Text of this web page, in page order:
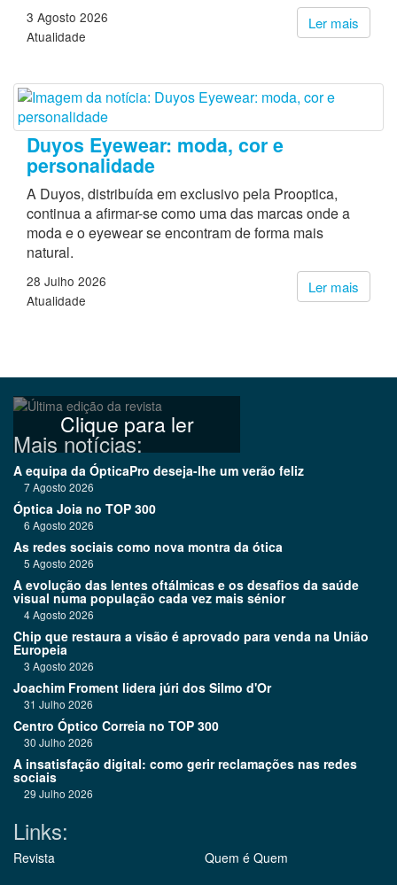
Ler mais
3 Agosto 2026
Atualidade
Duyos Eyewear: moda, cor e
personalidade
A Duyos, distribuída em exclusivo pela Prooptica,
continua a afirmar-se como uma das marcas onde a
moda e o eyewear se encontram de forma mais
natural.
Ler mais
28 Julho 2026
Atualidade
Clique para ler
Mais notícias:
A equipa da ÓpticaPro deseja-lhe um verão feliz
7 Agosto 2026
Óptica Joia no TOP 300
6 Agosto 2026
As redes sociais como nova montra da ótica
5 Agosto 2026
A evolução das lentes oftálmicas e os desafios da saúde
visual numa população cada vez mais sénior
4 Agosto 2026
Chip que restaura a visão é aprovado para venda na União
Europeia
3 Agosto 2026
Joachim Froment lidera júri dos Silmo d'Or
31 Julho 2026
Centro Óptico Correia no TOP 300
30 Julho 2026
A insatisfação digital: como gerir reclamações nas redes
sociais
29 Julho 2026
Links:
Revista
Quem é Quem